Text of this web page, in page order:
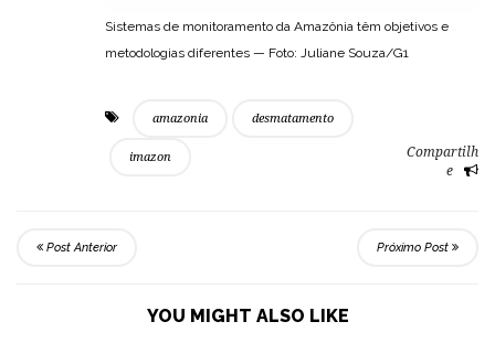
Sistemas de monitoramento da Amazônia têm objetivos e
metodologias diferentes — Foto: Juliane Souza/G1
amazonia desmatamento
imazon
Compartilh
e
Post Anterior Próximo Post
YOU MIGHT ALSO LIKE